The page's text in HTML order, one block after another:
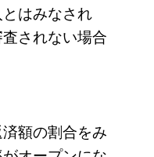
はみなされ
されない場合
額の割合をみ